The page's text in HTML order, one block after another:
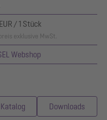
/ 1 Stück
exklusive MwSt.
Webshop
Katalog Downloads